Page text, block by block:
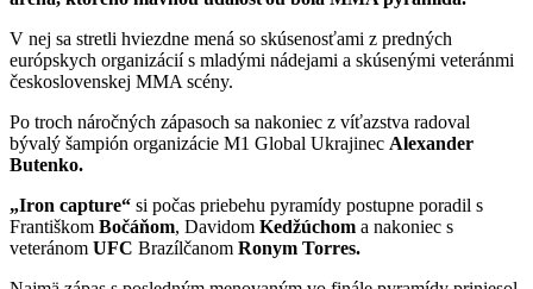
V nej sa stretli hviezdne mená so skúsenosťami z predných
európskych organizácií s mladými nádejami a skúsenými veteránmi
československej MMA scény.
Po troch náročných zápasoch sa nakoniec z víťazstva radoval
bývalý šampión organizácie M1 Global Ukrajinec Alexander
Butenko.
„Iron capture“ si počas priebehu pyramídy postupne poradil s
Františkom Bočáňom, Davidom Kedžúchom a nakoniec s
veteránom UFC Brazílčanom Ronym Torres.